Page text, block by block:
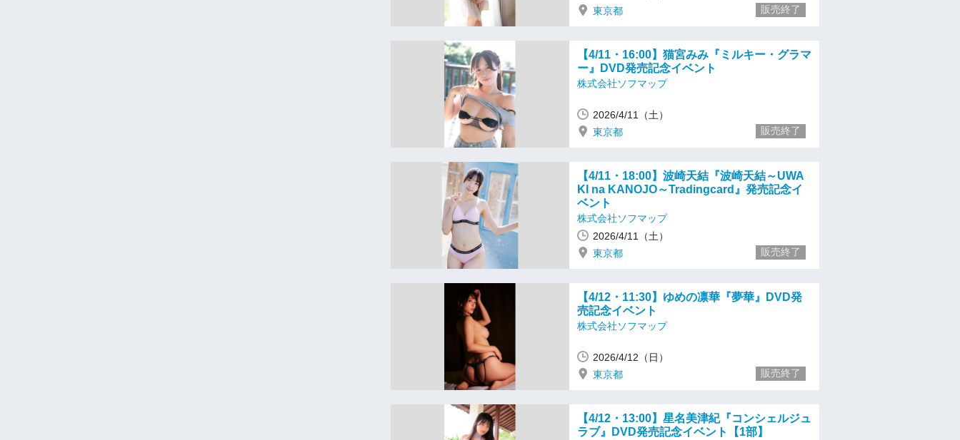
東京都
販売終了
【4/11・16:00】猫宮みみ『ミルキー・グラマ
ー』DVD発売記念イベント
株式会社ソフマップ
2026/4/11（土）
東京都
販売終了
【4/11・18:00】波崎天結『波崎天結～UWA
KI na KANOJO～Tradingcard』発売記念イ
ベント
株式会社ソフマップ
2026/4/11（土）
東京都
販売終了
【4/12・11:30】ゆめの凛華『夢華』DVD発
売記念イベント
株式会社ソフマップ
2026/4/12（日）
東京都
販売終了
【4/12・13:00】星名美津紀『コンシェルジュ
ラブ』DVD発売記念イベント【1部】